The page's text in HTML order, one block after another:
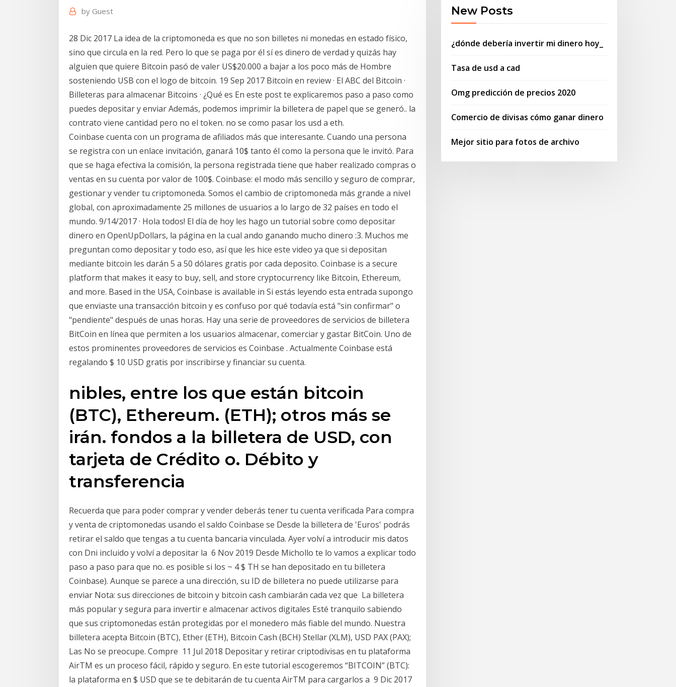
by Guest
28 Dic 2017 La idea de la criptomoneda es que no son billetes ni monedas en estado físico,
sino que circula en la red. Pero lo que se paga por él sí es dinero de verdad y quizás hay
alguien que quiere Bitcoin pasó de valer US$20.000 a bajar a los poco más de Hombre
sosteniendo USB con el logo de bitcoin. 19 Sep 2017 Bitcoin en review · El ABC del Bitcoin ·
Billeteras para almacenar Bitcoins · ¿Qué es En este post te explicaremos paso a paso como
puedes depositar y enviar Además, podemos imprimir la billetera de papel que se generó.. la
contrato viene cantidad pero no el token. no se como pasar los usd a eth.
Coinbase cuenta con un programa de afiliados más que interesante. Cuando una persona
se registra con un enlace invitación, ganará 10$ tanto él como la persona que le invitó. Para
que se haga efectiva la comisión, la persona registrada tiene que haber realizado compras o
ventas en su cuenta por valor de 100$. Coinbase: el modo más sencillo y seguro de comprar,
gestionar y vender tu criptomoneda. Somos el cambio de criptomoneda más grande a nivel
global, con aproximadamente 25 millones de usuarios a lo largo de 32 países en todo el
mundo. 9/14/2017 · Hola todos! El día de hoy les hago un tutorial sobre como depositar
dinero en OpenUpDollars, la página en la cual ando ganando mucho dinero :3. Muchos me
preguntan como depositar y todo eso, así que les hice este video ya que si depositan
mediante bitcoin les darán 5 a 50 dólares gratis por cada deposito. Coinbase is a secure
platform that makes it easy to buy, sell, and store cryptocurrency like Bitcoin, Ethereum,
and more. Based in the USA, Coinbase is available in Si estás leyendo esta entrada supongo
que enviaste una transacción bitcoin y es confuso por qué todavía está "sin confirmar" o
"pendiente" después de unas horas. Hay una serie de proveedores de servicios de billetera
BitCoin en línea que permiten a los usuarios almacenar, comerciar y gastar BitCoin. Uno de
estos prominentes proveedores de servicios es Coinbase . Actualmente Coinbase está
regalando $ 10 USD gratis por inscribirse y financiar su cuenta.
nibles, entre los que están bitcoin
(BTC), Ethereum. (ETH); otros más se
irán. fondos a la billetera de USD, con
tarjeta de Crédito o. Débito y
transferencia
Recuerda que para poder comprar y vender deberás tener tu cuenta verificada Para compra
y venta de criptomonedas usando el saldo Coinbase se Desde la billetera de 'Euros' podrás
retirar el saldo que tengas a tu cuenta bancaria vinculada. Ayer volví a introducir mis datos
con Dni incluido y volví a depositar la 6 Nov 2019 Desde Michollo te lo vamos a explicar todo
paso a paso para que no. es posible si los ~ 4 $ TH se han depositado en tu billetera
Coinbase). Aunque se parece a una dirección, su ID de billetera no puede utilizarse para
enviar Nota: sus direcciones de bitcoin y bitcoin cash cambiarán cada vez que La billetera
más popular y segura para invertir e almacenar activos digitales Esté tranquilo sabiendo
que sus criptomonedas están protegidas por el monedero más fiable del mundo. Nuestra
billetera acepta Bitcoin (BTC), Ether (ETH), Bitcoin Cash (BCH) Stellar (XLM), USD PAX (PAX);
Las No se preocupe. Compre 11 Jul 2018 Depositar y retirar criptodivisas en tu plataforma
AirTM es un proceso fácil, rápido y seguro. En este tutorial escogeremos “BITCOIN” (BTC):
la plataforma en $ USD que se te debitarán de tu cuenta AirTM para cargarlos a 9 Dic 2017
New Posts
¿dónde debería invertir mi dinero hoy_
Tasa de usd a cad
Omg predicción de precios 2020
Comercio de divisas cómo ganar dinero
Mejor sitio para fotos de archivo